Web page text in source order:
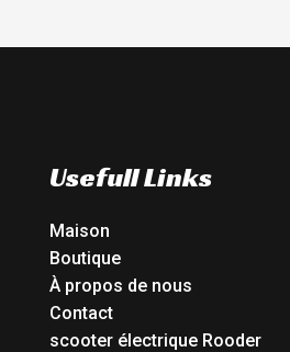
Usefull Links
Maison
Boutique
À propos de nous
Contact
scooter électrique Rooder